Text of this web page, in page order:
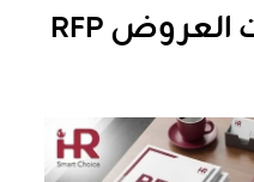
أهمية إعداد طلبات العروض RFP